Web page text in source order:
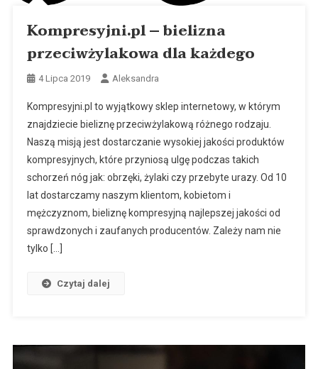
Kompresyjni.pl – bielizna
przeciwżylakowa dla każdego
4 Lipca 2019 Aleksandra
Kompresyjni.pl to wyjątkowy sklep internetowy, w którym
znajdziecie bieliznę przeciwżylakową różnego rodzaju.
Naszą misją jest dostarczanie wysokiej jakości produktów
kompresyjnych, które przyniosą ulgę podczas takich
schorzeń nóg jak: obrzęki, żylaki czy przebyte urazy. Od 10
lat dostarczamy naszym klientom, kobietom i
mężczyznom, bieliznę kompresyjną najlepszej jakości od
sprawdzonych i zaufanych producentów. Zależy nam nie
tylko […]
Czytaj dalej